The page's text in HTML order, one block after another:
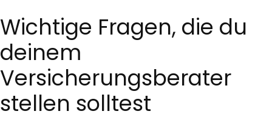
Wichtige Fragen, die du
deinem
Versicherungsberater
stellen solltest